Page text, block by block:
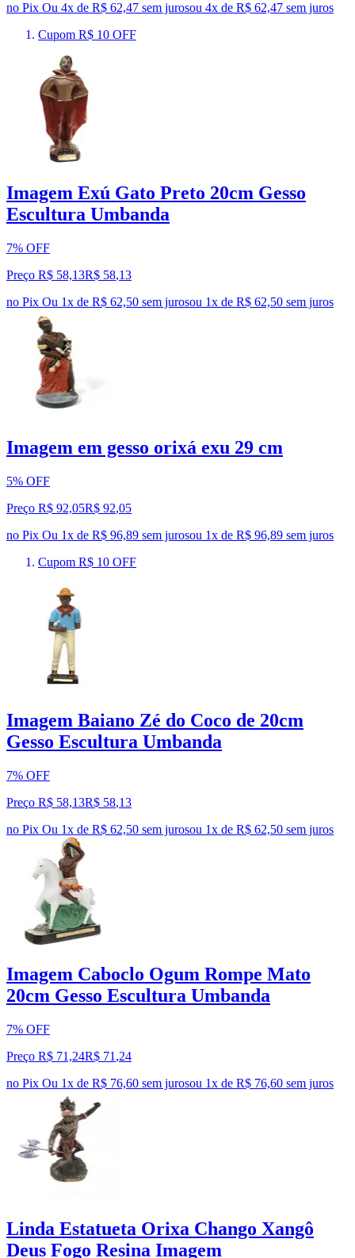
no Pix Ou 4x de R$ 62,47 sem jurosou 4x de R$ 62,47 sem juros
Cupom R$ 10 OFF
Imagem Exú Gato Preto 20cm Gesso
Escultura Umbanda
7% OFF
Preço R$ 58,13R$ 58,13
no Pix Ou 1x de R$ 62,50 sem jurosou 1x de R$ 62,50 sem juros
Imagem em gesso orixá exu 29 cm
5% OFF
Preço R$ 92,05R$ 92,05
no Pix Ou 1x de R$ 96,89 sem jurosou 1x de R$ 96,89 sem juros
Cupom R$ 10 OFF
Imagem Baiano Zé do Coco de 20cm
Gesso Escultura Umbanda
7% OFF
Preço R$ 58,13R$ 58,13
no Pix Ou 1x de R$ 62,50 sem jurosou 1x de R$ 62,50 sem juros
Imagem Caboclo Ogum Rompe Mato
20cm Gesso Escultura Umbanda
7% OFF
Preço R$ 71,24R$ 71 ,24
no Pix Ou 1x de R$ 76,60 sem jurosou 1x de R$ 76,60 sem juros
Linda Estatueta Orixa Chango Xangô
Deus Fogo Resina Imagem